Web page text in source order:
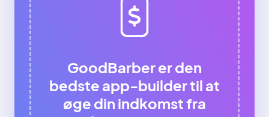
GoodBarber er den
bedste app-builder til at
øge din indkomst fra